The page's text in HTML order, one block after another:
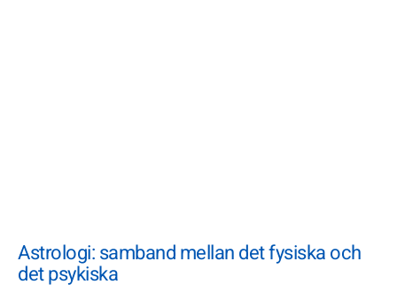
Astrologi: samband mellan det fysiska och
det psykiska